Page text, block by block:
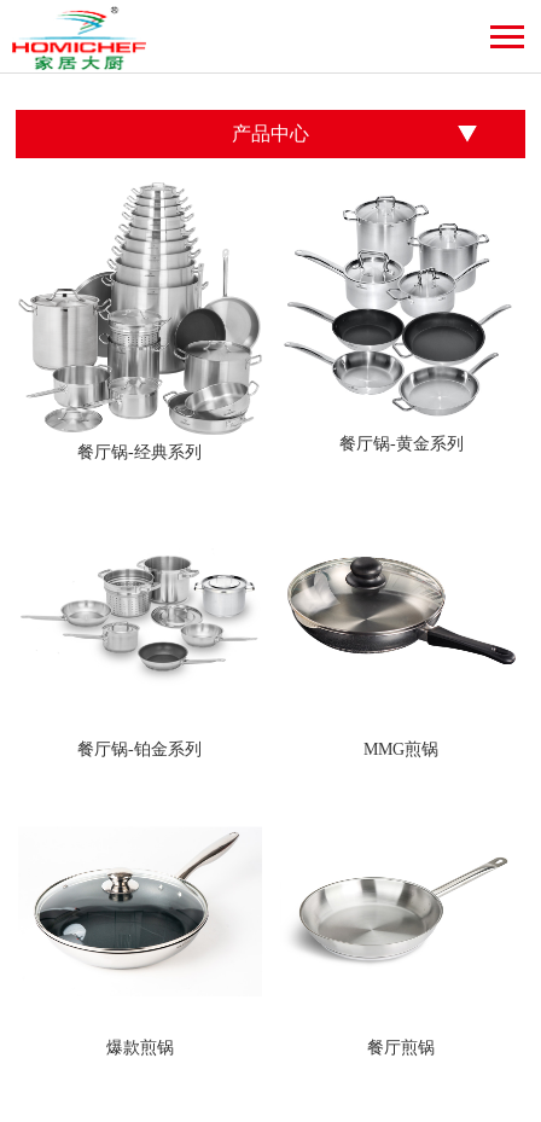
产品中心
餐厅锅-经典系列 餐厅锅-黄金系列
餐厅锅-铂金系列 MMG煎锅
爆款煎锅 餐厅煎锅